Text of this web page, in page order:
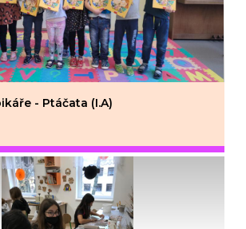
- Ptáčata (I.A)